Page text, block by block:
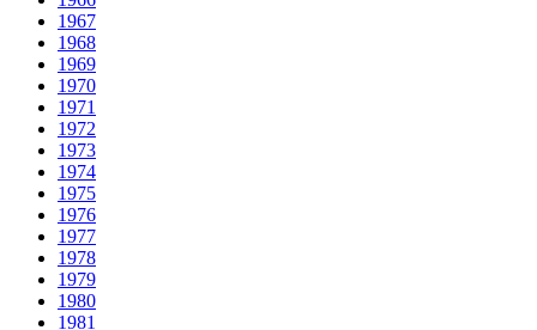
1967
1968
1969
1970
1971
1972
1973
1974
1975
1976
1977
1978
1979
1980
1981